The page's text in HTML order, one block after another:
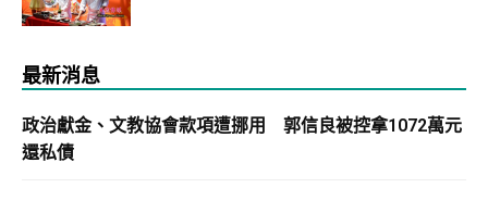
最新消息
政治獻金、文教協會款項遭挪用 郭信良被控拿1072萬元
還私債